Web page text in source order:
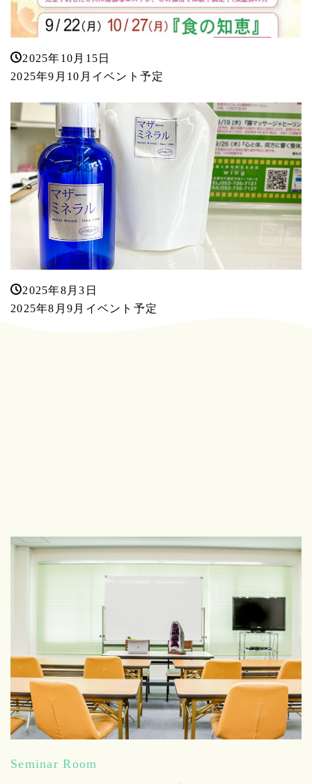
2025年10月15日
2025年9月10月イベント予定
2025年8月3日
2025年8月9月イベント予定
Seminar Room